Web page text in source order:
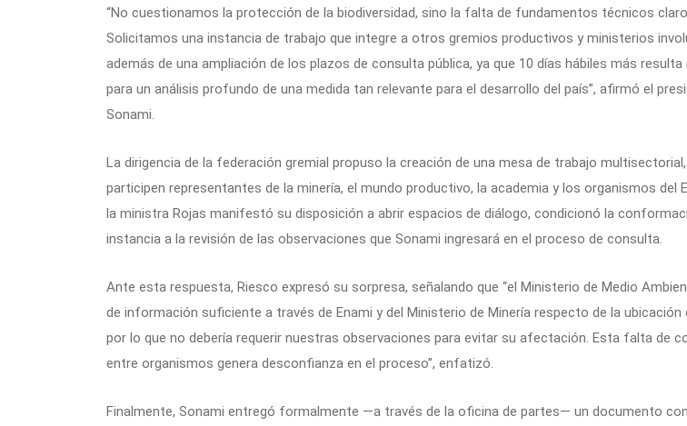
“No cuestionamos la protección de la biodiversidad, sino la falta de fundamentos técnicos
Solicitamos una instancia de trabajo que integre a otros gremios productivos y ministerios
además de una ampliación de los plazos de consulta pública, ya que 10 días hábiles más
para un análisis profundo de una medida tan relevante para el desarrollo del país”, afirmó el
Sonami.
La dirigencia de la federación gremial propuso la creación de una mesa de trabajo
participen representantes de la minería, el mundo productivo, la academia y los organismos del
la ministra Rojas manifestó su disposición a abrir espacios de diálogo, condicionó la
instancia a la revisión de las observaciones que Sonami ingresará en el proceso de consulta.
Ante esta respuesta, Riesco expresó su sorpresa, señalando que “el Ministerio de Medio
de información suficiente a través de Enami y del Ministerio de Minería respecto de la ubicación
por lo que no debería requerir nuestras observaciones para evitar su afectación. Esta falta de
entre organismos genera desconfianza en el proceso”, enfatizó.
Finalmente, Sonami entregó formalmente —a través de la oficina de partes— un documento